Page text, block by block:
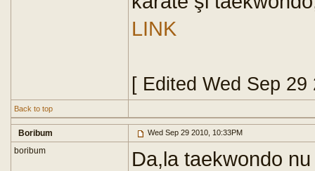
LINK
[ Edited Wed Sep
Back to top
Boribum Wed Sep 29 2010, 10:33PM
boribum Da,la taekwondo